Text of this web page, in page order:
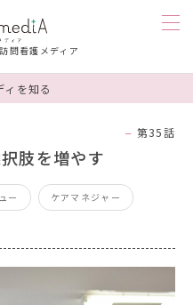
問看護メディア
ィを知る
第35話
肢を増やす
ー ケアマネジャー